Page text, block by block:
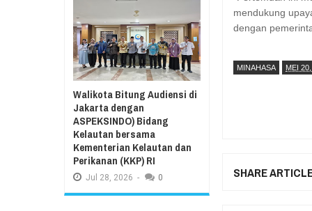
mendukung
dengan
MINAHASA MEI
SHARE
Walikota Bitung Audiensi di
Jakarta dengan
ASPEKSINDO) Bidang
Kelautan bersama
Kementerian Kelautan dan
Perikanan (KKP) RI
Jul 28, 2026 - 0